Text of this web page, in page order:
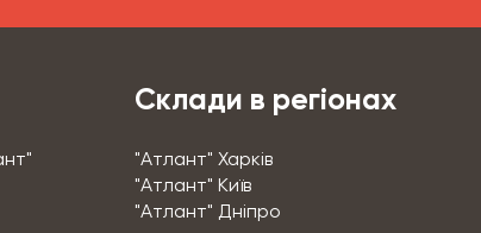
Склади в регіонах
"Атлант" Харків
"Атлант" Київ
"Атлант" Дніпро